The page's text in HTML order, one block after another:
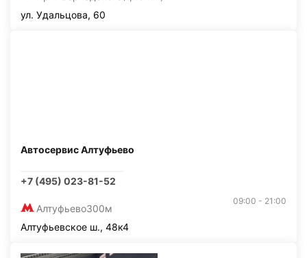
ул. Удальцова, 60
Автосервис Алтуфьево
+7 (495) 023-81-52
Алтуфьево300м
09:00 - 21:00
Алтуфьевское ш., 48к4